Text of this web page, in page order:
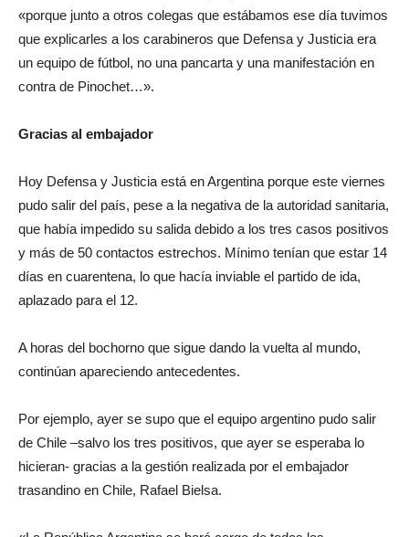
«porque junto a otros colegas que estábamos ese día tuvimos
que explicarles a los carabineros que Defensa y Justicia era
un equipo de fútbol, no una pancarta y una manifestación en
contra de Pinochet…».
Gracias al embajador
Hoy Defensa y Justicia está en Argentina porque este viernes
pudo salir del país, pese a la negativa de la autoridad sanitaria,
que había impedido su salida debido a los tres casos positivos
y más de 50 contactos estrechos. Mínimo tenían que estar 14
días en cuarentena, lo que hacía inviable el partido de ida,
aplazado para el 12.
A horas del bochorno que sigue dando la vuelta al mundo,
continúan apareciendo antecedentes.
Por ejemplo, ayer se supo que el equipo argentino pudo salir
de Chile –salvo los tres positivos, que ayer se esperaba lo
hicieran- gracias a la gestión realizada por el embajador
trasandino en Chile, Rafael Bielsa.